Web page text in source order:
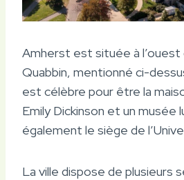
Amherst est située à l’ouest
Quabbin, mentionné ci-
est célèbre pour être la
Emily Dickinson et un musée
également le siège de
La ville dispose de plusieurs